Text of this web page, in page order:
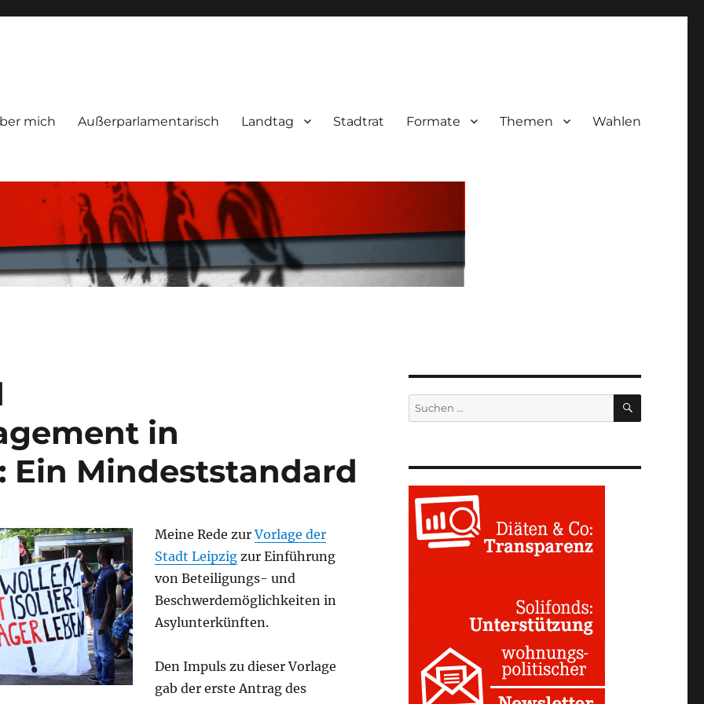
mich Außerparlamentarisch Landtag Stadtrat Formate Themen Wahlen
in
Mindeststandard
Meine Rede zurVorlage der
Stadt Leipzigzur Einführung
von Beteiligungs- und
Beschwerdemöglichkeiten in
Asylunterkünften.
Den Impuls zu dieser Vorlage
gab der erste Antrag des
Suchen
nach:
SUCHEN